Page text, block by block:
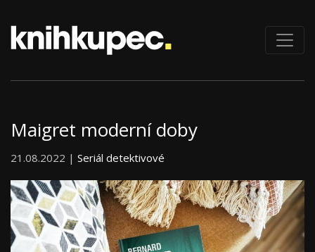
Maigret moderní doby
21.08.2022 | Seriál detektivové